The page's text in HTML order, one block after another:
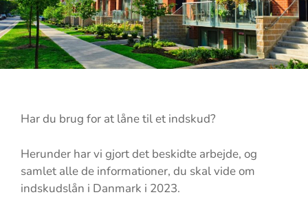
Har du brug for at låne til et indskud?
Herunder har vi gjort det beskidte arbejde, og
samlet alle de informationer, du skal vide om
indskudslån i Danmark i 2023.